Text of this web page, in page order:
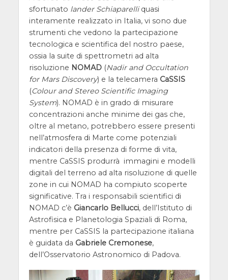
sfortunato lander Schiaparelliquasi
interamente realizzato in Italia, vi sono due
strumenti che vedono la partecipazione
tecnologica e scientifica del nostro paese,
ossia la suite di spettrometri ad alta
risoluzione NOMAD(Nadir and Occultation
for Mars Discovery) e la telecamera CaSSIS
(Colour and Stereo Scientific Imaging
System). NOMAD è in grado di misurare
concentrazioni anche minime dei gas che,
oltre al metano, potrebbero essere presenti
nell’atmosfera di Marte come potenziali
indicatori della presenza di forme di vita,
mentre CaSSIS produrrà immagini e modelli
digitali del terreno ad alta risoluzione di quelle
zone in cui NOMAD ha compiuto scoperte
significative. Tra i responsabili scientifici di
NOMAD c’è Giancarlo Bellucci, dell’Istituto di
Astrofisica e Planetologia Spaziali di Roma,
mentre per CaSSIS la partecipazione italiana
è guidata da Gabriele Cremonese,
dell’Osservatorio Astronomico di Padova.